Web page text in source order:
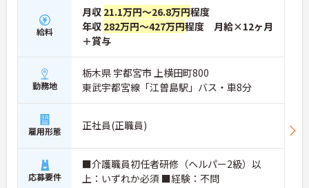
給料
月収 21.1万円～26.8万円程度
年収 282万円～427万円程度 月給×12ヶ月
＋賞与
勤務地
栃木県 宇都宮市 上横田町800
東武宇都宮線「江曽島駅」バス・車8分
雇用形態 正社員(正職員)
応募要件
■介護職員初任者研修（ヘルパー2級）以
上：いずれか必須 ■経験：不問